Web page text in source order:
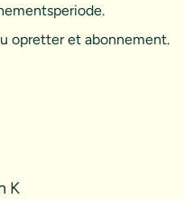
opretter et abonnement.
K